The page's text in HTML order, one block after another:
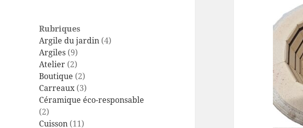
Rubriques
Argile du jardin (4)
Argiles (9)
Atelier (2)
Boutique (2)
Carreaux(3)
Céramique éco-responsable
(2)
Cuisson (11)